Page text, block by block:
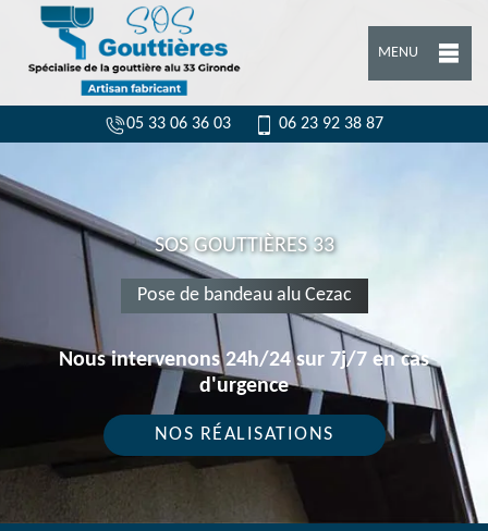
MENU
05 33 06 36 03 06 23 92 38 87
SOS GOUTTIÈRES 33
Pose de bandeau alu Cezac
Nous intervenons 24h/24 sur 7j/7 en cas
d'urgence
NOS RÉALISATIONS